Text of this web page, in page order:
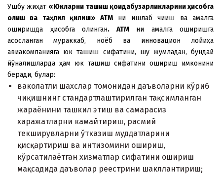
Ушбу жиҳат «Юкларни ташиш қоидабузарликларини ҳисобга
олиш ва таҳлил қилиш» АТМни ишлаб чиқиш ва амалга
оширишда ҳисобга олинган. АТМни амалга оширишга
асосланган мураккаб, ноёб ва инновацион лойиҳа
авиакомпанияга юк ташиш сифатини, шу жумладан, бундай
йўналишларда ҳам юк ташиш сифатини ошириш имконини
беради, булар:
ваколатли шаxслар томонидан даъволарни кўриб
чиқишнинг стандартлаштирилган тақсимланган
жараёнини ташкил этиш ва самарасиз
xаражатларни камайтириш, расмий
текширувларни ўтказиш муддатларини
қисқартириш ва интизомини ошириш,
кўрсатилаётган xизматлар сифатини ошириш
мақсадида даъволар реестрини шакллантириш;